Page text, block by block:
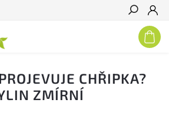
Hledat
CHŘIPKA?
ZMÍRNÍ